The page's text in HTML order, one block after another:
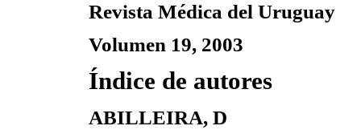
Revista Médica del Uruguay
Volumen 19, 2003
Índice de autores
ABILLEIRA, D